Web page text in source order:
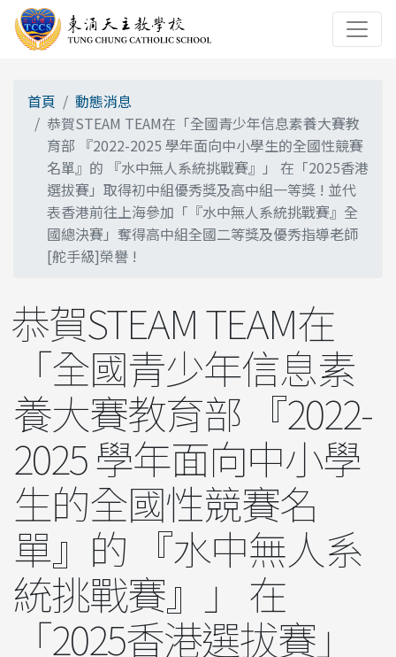
首頁
動態消息
恭賀STEAM TEAM在「全國青少年信息素養大賽教
育部 『2022-2025 學年面向中小學生的全國性競賽
名單』的 『水中無人系統挑戰賽』」 在「2025香港
選拔賽」取得初中組優秀獎及高中組一等獎 ! 並代
表香港前往上海參加「『水中無人系統挑戰賽』全
國總決賽」奪得高中組全國二等獎及優秀指導老師
[舵手級]榮譽 !
恭賀STEAM TEAM在
「全國青少年信息素
養大賽教育部 『2022-
2025 學年面向中小學
生的全國性競賽名
單』的 『水中無人系
統挑戰賽』」 在
「2025香港選拔賽」